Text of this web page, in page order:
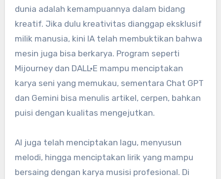
dunia adalah kemampuannya dalam bidang
kreatif. Jika dulu kreativitas dianggap eksklusif
milik manusia, kini IA telah membuktikan bahwa
mesin juga bisa berkarya. Program seperti
Mijourney dan DALL·E mampu menciptakan
karya seni yang memukau, sementara Chat GPT
dan Gemini bisa menulis artikel, cerpen, bahkan
puisi dengan kualitas mengejutkan.
AI juga telah menciptakan lagu, menyusun
melodi, hingga menciptakan lirik yang mampu
bersaing dengan karya musisi profesional. Di